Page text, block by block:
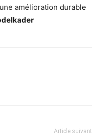
amélioration durable
Article suivant